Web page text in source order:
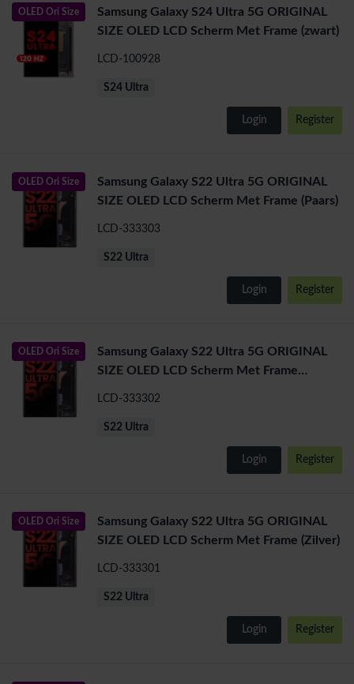
OLED Ori Size
Samsung Galaxy S24 Ultra 5G ORIGINAL
SIZE OLED LCD Scherm Met Frame (zwart)
LCD-100928
S24 Ultra
Login Register
OLED Ori Size
Samsung Galaxy S22 Ultra 5G ORIGINAL
SIZE OLED LCD Scherm Met Frame (Paars)
LCD-333303
S22 Ultra
Login Register
OLED Ori Size
Samsung Galaxy S22 Ultra 5G ORIGINAL
SIZE OLED LCD Scherm Met Frame
LCD-333302
S22 Ultra
Login Register
OLED Ori Size
Samsung Galaxy S22 Ultra 5G ORIGINAL
SIZE OLED LCD Scherm Met Frame (Zilver)
LCD-333301
S22 Ultra
Login Register